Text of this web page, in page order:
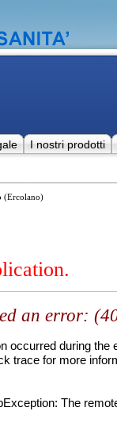
I nostri prodotti
(Ercolano)